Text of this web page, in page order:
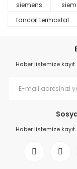
siemens
fancoil termostat
Haber listemize
Haber listemize